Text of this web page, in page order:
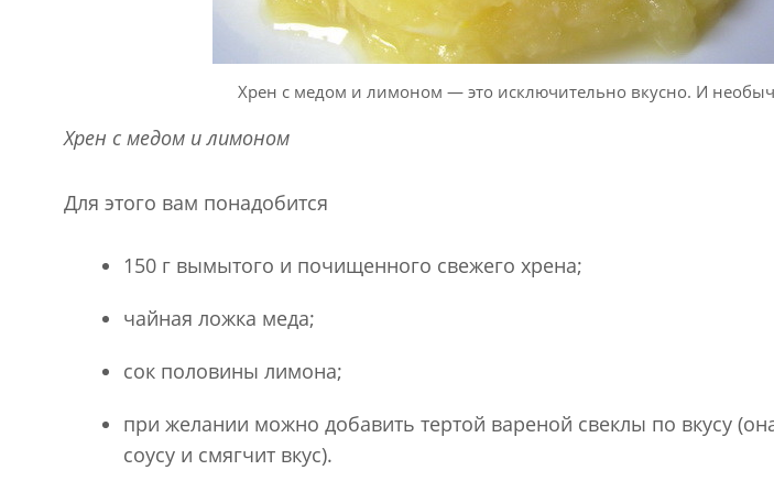
Хрен с медом и лимоном — это исключительно вкусно. И
Хрен с медом и лимоном
Для этого вам понадобится
150 г вымытого и почищенного свежего хрена;
чайная ложка меда;
сок половины лимона;
при желании можно добавить тертой вареной свеклы по вкусу
соусу и смягчит вкус).